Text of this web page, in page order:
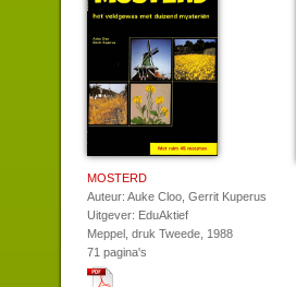
MOSTERD
Auteur: Auke Cloo, Gerrit Kuperus
Uitgever: EduAktief
Meppel, druk Tweede, 1988
71 pagina's